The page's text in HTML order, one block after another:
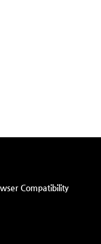
Compatibility